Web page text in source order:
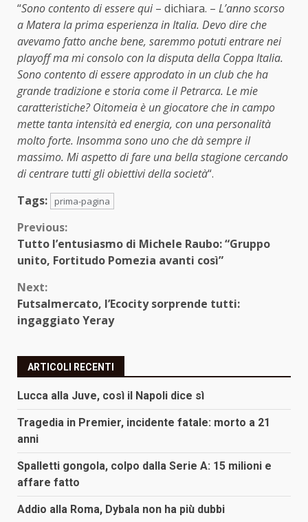
“Sono contento di essere qui– dichiara. – L’anno scorso
a Matera la prima esperienza in Italia. Devo dire che
avevamo fatto anche bene, saremmo potuti entrare nei
playoff ma mi consolo con la disputa della Coppa Italia.
Sono contento di essere approdato in un club che ha
grande tradizione e storia come il Petrarca. Le mie
caratteristiche? Oitomeia è un giocatore che in campo
mette tanta intensità ed energia, con una personalità
molto forte. Insomma sono uno che dà sempre il
massimo. Mi aspetto di fare una bella stagione cercando
di centrare tutti gli obiettivi della società“.
Tags:
prima-pagina
Continue
Reading
Previous:
Tutto l’entusiasmo di Michele Raubo: “Gruppo
unito, Fortitudo Pomezia avanti così”
Next:
Futsalmercato, l’Ecocity sorprende tutti:
ingaggiato Yeray
ARTICOLI RECENTI
Lucca alla Juve, così il Napoli dice sì
Tragedia in Premier, incidente fatale: morto a 21
anni
Spalletti gongola, colpo dalla Serie A: 15 milioni e
affare fatto
Addio alla Roma, Dybala non ha più dubbi